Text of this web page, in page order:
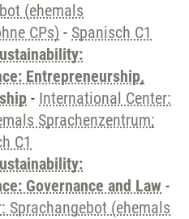
(ehemals
CPs) - Spanisch C1
Entrepreneurship,
- International Center:
Sprachenzentrum;
C1
Governance and Law -
Sprachangebot (ehemals